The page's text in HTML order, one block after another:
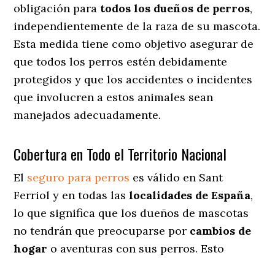
obligación para todos los dueños de perros,
independientemente de la raza de su mascota.
Esta medida tiene como objetivo asegurar de
que todos los perros estén debidamente
protegidos y que los accidentes o incidentes
que involucren a estos animales sean
manejados adecuadamente.
Cobertura en Todo el Territorio Nacional
El seguro para perros es válido en Sant
Ferriol y en todas laslocalidades de España,
lo que significa que los dueños de mascotas
no tendrán que preocuparse por cambios de
hogar o aventuras con sus perros. Esto